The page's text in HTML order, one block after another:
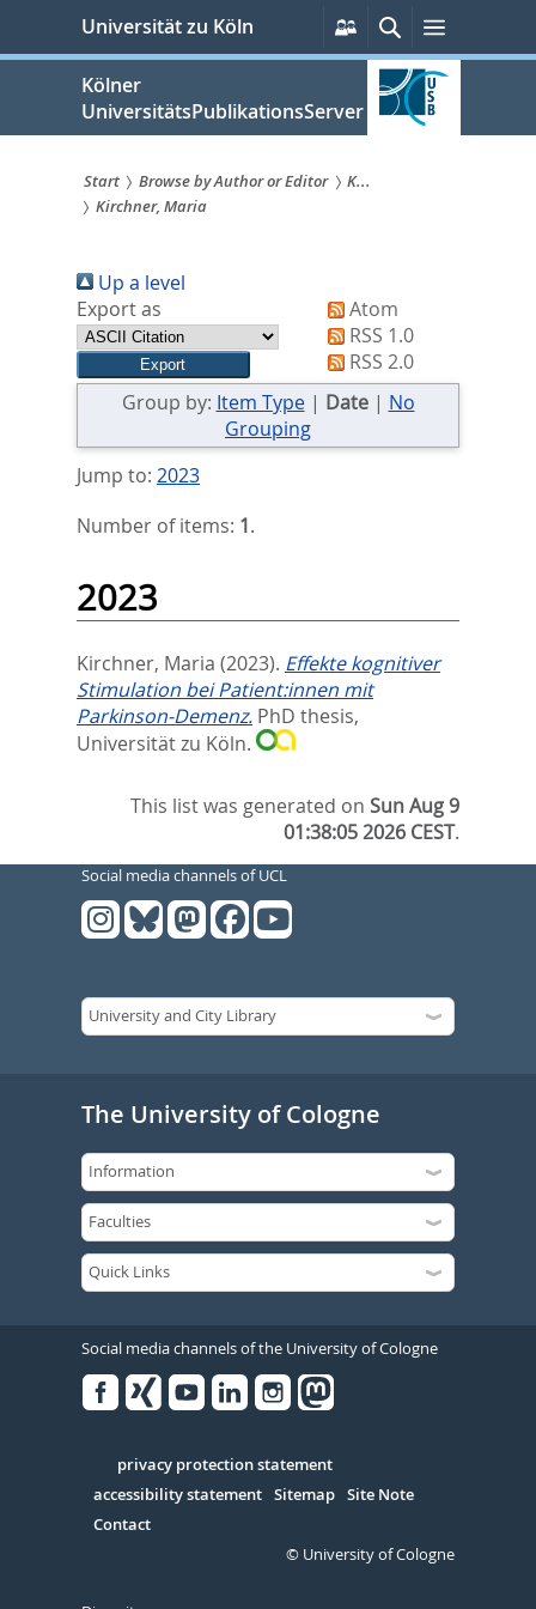
springen
Universität zu Köln
Persönliche
Services
SucheMenü
Kölner
UniversitätsPublikationsServer
Sie
sind
hier:
Start Browse by Author or Editor
K...
Kirchner, Maria
Up a level
Export as
Atom
RSS 1.0
RSS 2.0
Group by: Item Type| Date| No
Grouping
Jump to: 2023
Number of items: 1.
2023
Kirchner, Maria (2023). Effekte kognitiver
Stimulation bei Patient:innen mit
Parkinson-Demenz. PhD thesis,
Universität zu Köln.
This list was generated onSun Aug 9
01:38:05 2026 CEST.
Social media channels of UCL
The University of Cologne
Social media channels of the University of Cologne
Serivce
privacy protection statement
accessibility statement Sitemap Site Note
Contact
© University of Cologne